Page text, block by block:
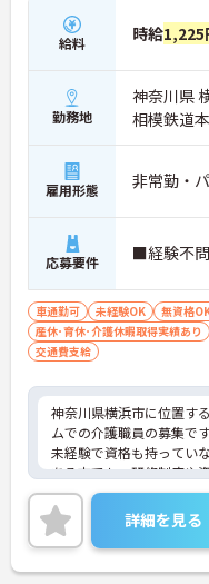
し、効率的な見守りと円
ます
・無駄な業務が削減さ
まれ、ご入居者様お一
ができます
【実務者研修の無料受講
れる環境です】
・働きながら実務者研修
・マネジメントやリーダ
しており、将来のリーダ
ます
【安定基盤のもと、長期
・横浜型地域貢献企業に
られます
・育児短時間勤務や永年
フの貢献をしっかりと評
います
給料 時給1,225
勤務地
神奈川県
相模鉄道
雇用形態 非常勤・
応募要件 ■経験不
車通勤可 未経験OK 無資格
産休･育休･介護休暇取得実績あり
交通費支給
神奈川県横浜市に位置す
ムでの介護職員の募集です
未経験で資格も持ってい
ある方でも、研修制度や
で、働きながらスキルア
また、マイカー通勤・バ
能で、無料の駐車場・駐
くらくできます。
ご興味のある方は、面接
詳細を見る